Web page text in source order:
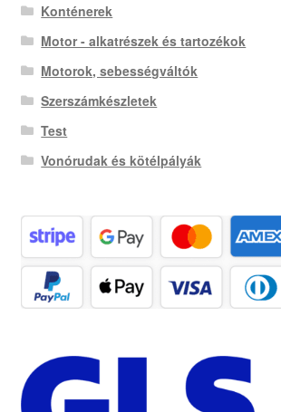
Konténerek
Motor - alkatrészek és tartozékok
Motorok, sebességváltók
Szerszámkészletek
Test
Vonórudak és kötélpályák